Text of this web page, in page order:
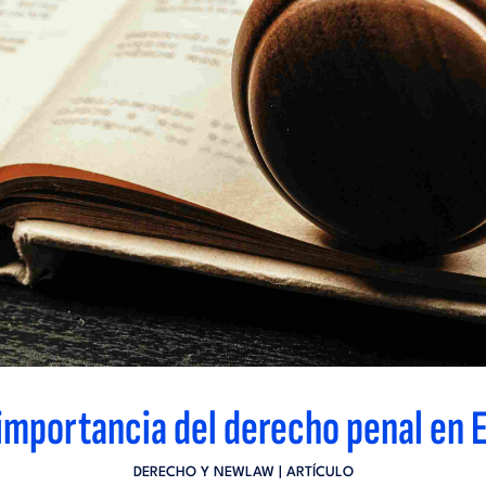
del derecho penal en
DERECHO Y NEWLAW | ARTÍCULO